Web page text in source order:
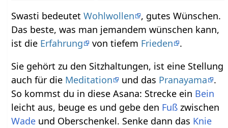
Swasti bedeutetWohlwollen
, gutes Wünschen.
Das beste, was man jemandem wünschen kann,
ist die Erfahrung von tiefem Frieden
.
Sie gehört zu den Sitzhaltungen, ist eine Stellung
auch für die Meditation und das Pranayama
.
So kommst du in diese Asana: Strecke ein Bein
leicht aus, beuge es und gebe den Fuß zwischen
Wade und Oberschenkel. Senke dann das Knie